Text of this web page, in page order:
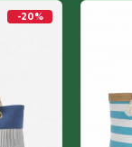
-20%